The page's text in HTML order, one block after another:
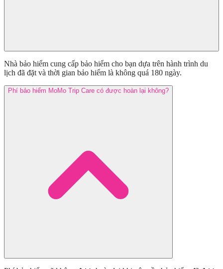
Nhà bảo hiểm cung cấp bảo hiểm cho bạn dựa trên hành trình du
lịch đã đặt và thời gian bảo hiểm là không quá 180 ngày.
Phí bảo hiểm MoMo Trip Care có được hoàn lại không?